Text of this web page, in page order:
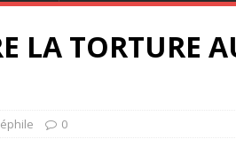
LA TORTURE
0